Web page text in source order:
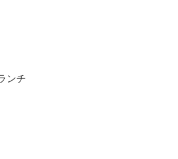
ンチ